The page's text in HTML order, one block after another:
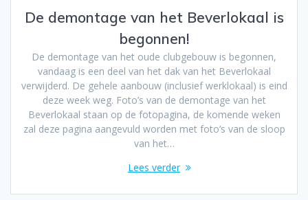
De demontage van het Beverlokaal is
begonnen!
De demontage van het oude clubgebouw is begonnen,
vandaag is een deel van het dak van het Beverlokaal
verwijderd. De gehele aanbouw (inclusief werklokaal) is eind
deze week weg. Foto’s van de demontage van het
Beverlokaal staan op de fotopagina, de komende weken
zal deze pagina aangevuld worden met foto’s van de sloop
van het…
Lees verder